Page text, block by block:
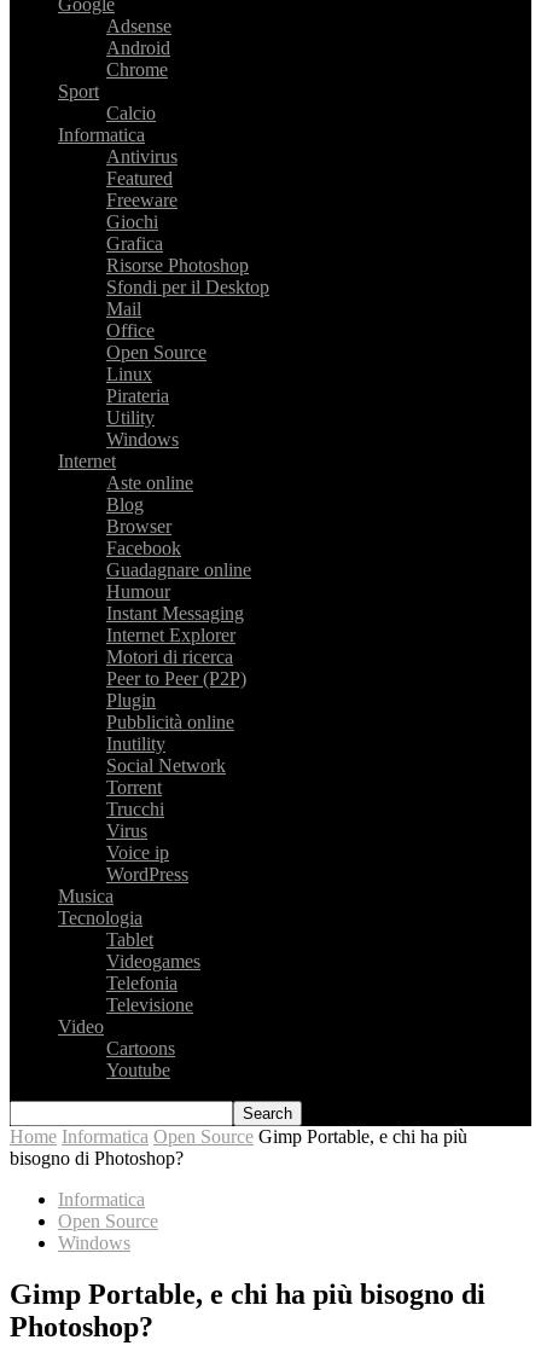
Google
Adsense
Android
Chrome
Sport
Calcio
Informatica
Antivirus
Featured
Freeware
Giochi
Grafica
Risorse Photoshop
Sfondi per il Desktop
Mail
Office
Open Source
Linux
Pirateria
Utility
Windows
Internet
Aste online
Blog
Browser
Facebook
Guadagnare online
Humour
Instant Messaging
Internet Explorer
Motori di ricerca
Peer to Peer (P2P)
Plugin
Pubblicità online
Inutility
Social Network
Torrent
Trucchi
Virus
Voice ip
WordPress
Musica
Tecnologia
Tablet
Videogames
Telefonia
Televisione
Video
Cartoons
Youtube
Home Informatica Open Source Gimp Portable, e chi ha più
bisogno di Photoshop?
Informatica
Open Source
Windows
Gimp Portable, e chi ha più bisogno di
Photoshop?